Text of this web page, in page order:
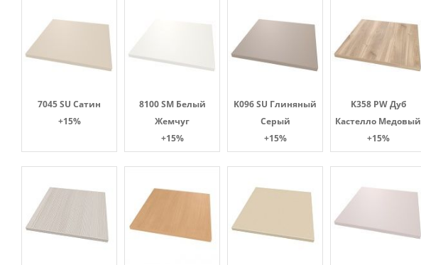
7045 SU Сатин
+15%
8100 SM Белый
Жемчуг
+15%
K096 SU Глиняный
Серый
+15%
K358 PW Дуб
Кастелло Медовый
+15%